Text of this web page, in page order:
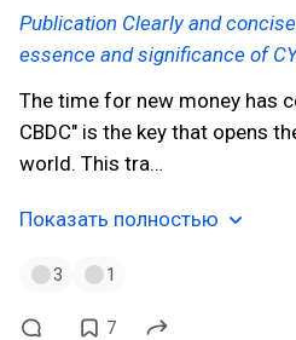
Publication Clearly and
essence and significance of
The time for new money has
CBDC" is the key that opens
world. This tra…
Показать полностью
3 1
7